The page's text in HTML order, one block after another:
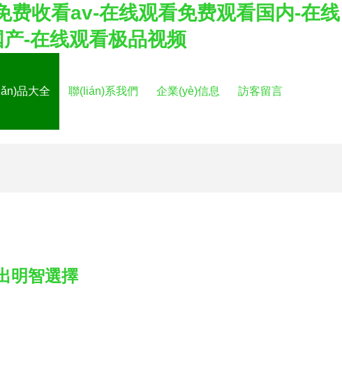
费收看av-在线观看免费观看国内-在线
-在线观看极品视频
品大全 聯(lián)系我們 企業(yè)信息 訪客留言
明智選擇